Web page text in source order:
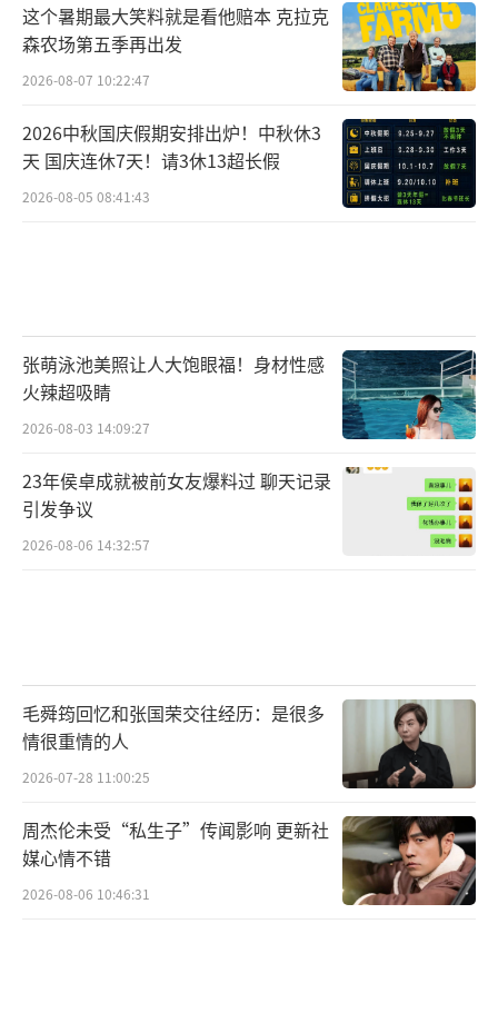
这个暑期最大笑料就是看他赔本 克拉克
森农场第五季再出发
2026-08-07 10:22:47
2026中秋国庆假期安排出炉！中秋休3
天 国庆连休7天！请3休13超长假
2026-08-05 08:41:43
张萌泳池美照让人大饱眼福！身材性感
火辣超吸睛
2026-08-03 14:09:27
23年侯卓成就被前女友爆料过 聊天记录
引发争议
2026-08-06 14:32:57
毛舜筠回忆和张国荣交往经历：是很多
情很重情的人
2026-07-28 11:00:25
周杰伦未受“私生子”传闻影响 更新社
媒心情不错
2026-08-06 10:46:31